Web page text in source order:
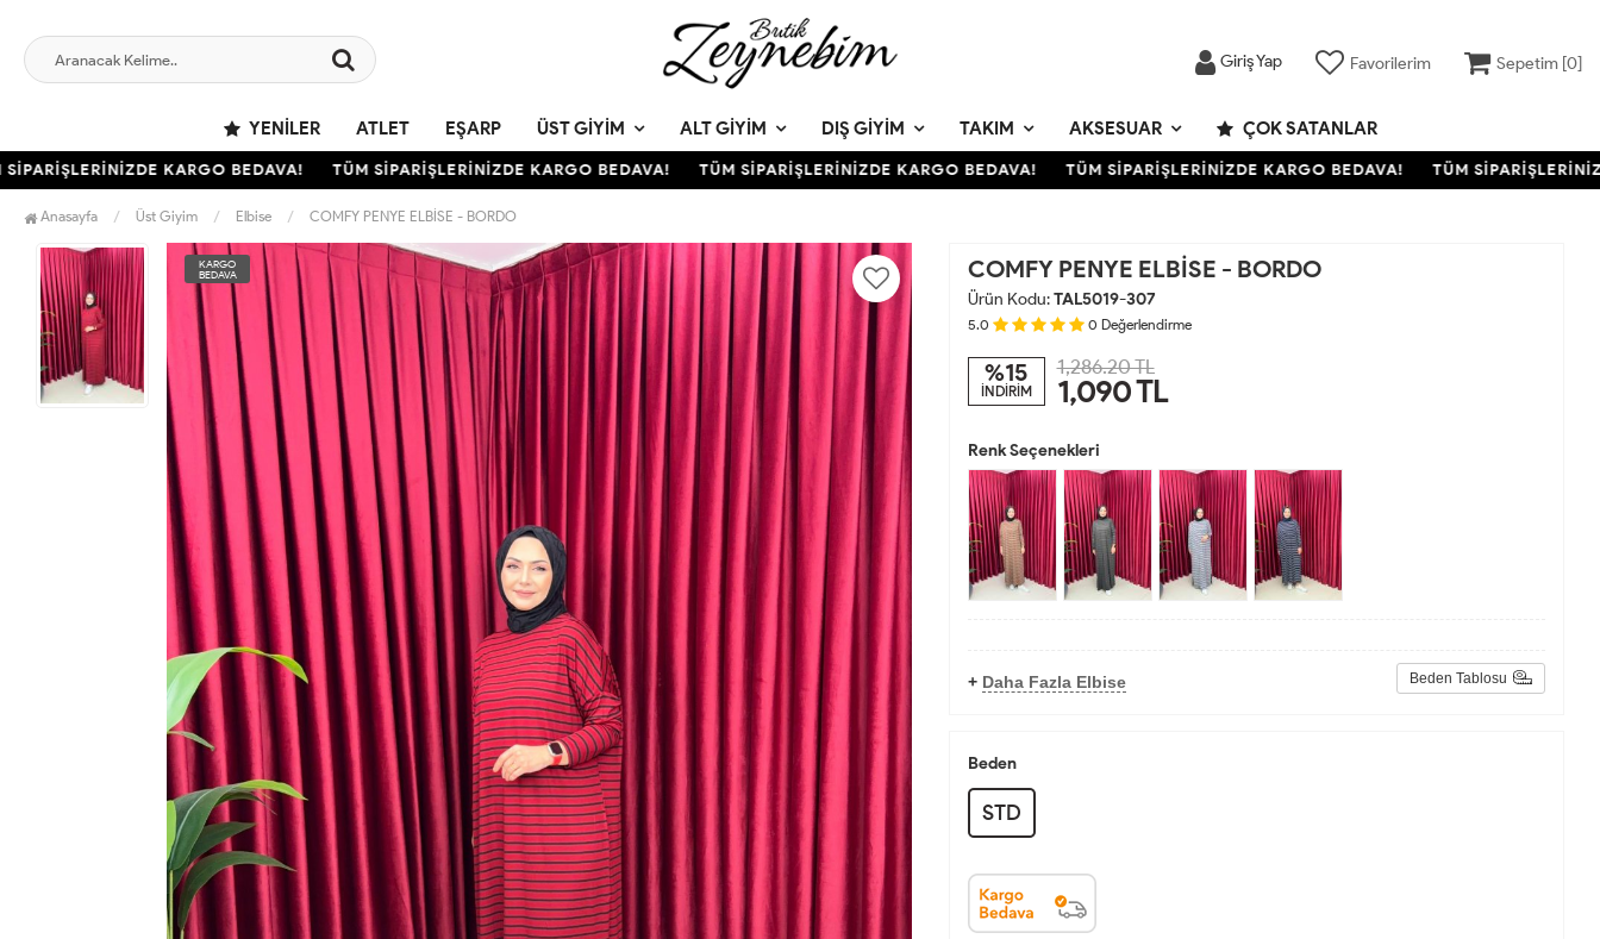
Giriş Yap Favorilerim Sepetim [0]
YENILER ATLET EŞARP ÜST GIYIM ALT GIYIM DIŞ GIYIM TAKIM AKSESUAR ÇOK SATANLAR
KARGO BEDAVA! TÜM SİPARİŞLERİNİZDE KARGO BEDAVA! TÜM SİPARİŞLERİNİZDE KARGO BEDAVA! TÜM SİPARİŞLERİNİZDE KARGO BEDAVA! TÜM
Anasayfa Üst Giyim Elbise COMFY PENYE ELBİSE - BORDO
KARGO
BEDAVA
COMFY PENYE ELBİSE - BORDO
Ürün Kodu:TAL5019-307
5.0 0 Değerlendirme
%15
İNDİRİM
1,286.20 TL
1,090TL
Renk Seçenekleri
+ Daha Fazla Elbise Beden Tablosu
Beden
STD